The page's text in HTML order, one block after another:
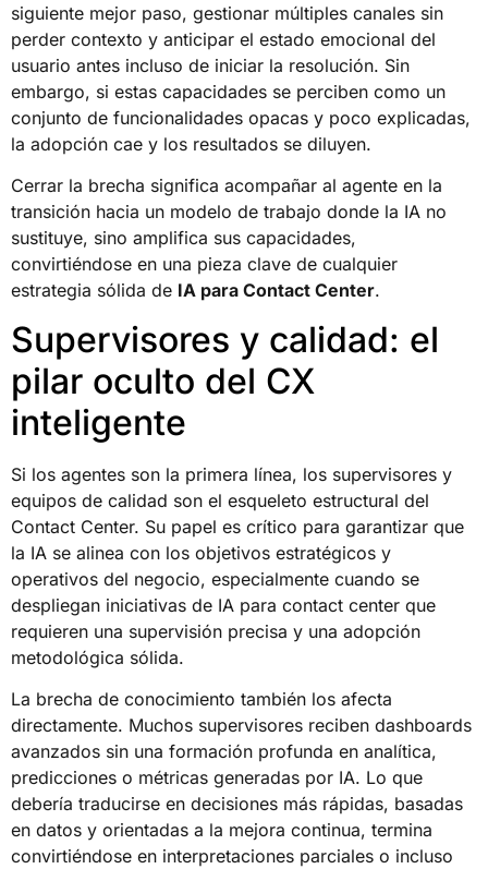
siguiente mejor paso, gestionar múltiples canales sin
perder contexto y anticipar el estado emocional del
usuario antes incluso de iniciar la resolución. Sin
embargo, si estas capacidades se perciben como un
conjunto de funcionalidades opacas y poco explicadas,
la adopción cae y los resultados se diluyen.
Cerrar la brecha significa acompañar al agente en la
transición hacia un modelo de trabajo donde la IA no
sustituye, sino amplifica sus capacidades,
convirtiéndose en una pieza clave de cualquier
estrategia sólida de IA para Contact Center.
Supervisores y calidad: el
pilar oculto del CX
inteligente
Si los agentes son la primera línea, los supervisores y
equipos de calidad son el esqueleto estructural del
Contact Center. Su papel es crítico para garantizar que
la IA se alinea con los objetivos estratégicos y
operativos del negocio, especialmente cuando se
despliegan iniciativas de IA para contact center que
requieren una supervisión precisa y una adopción
metodológica sólida.
La brecha de conocimiento también los afecta
directamente. Muchos supervisores reciben dashboards
avanzados sin una formación profunda en analítica,
predicciones o métricas generadas por IA. Lo que
debería traducirse en decisiones más rápidas, basadas
en datos y orientadas a la mejora continua, termina
convirtiéndose en interpretaciones parciales o incluso